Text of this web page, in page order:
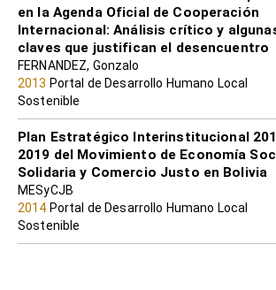
en la Agenda Oficial de Cooperación
Internacional: Análisis crítico y
claves que justifican el desencuentro
FERNANDEZ, Gonzalo
2013 Portal de Desarrollo Humano Local
Sostenible
Plan Estratégico Interinstitucional
2019 del Movimiento de Economía
Solidaria y Comercio Justo en Bolivia
MESyCJB
2014 Portal de Desarrollo Humano Local
Sostenible